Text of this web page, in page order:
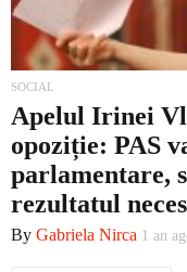
SOCIAL
Apelul Irinei
opoziție: PAS
parlamentare,
rezultatul
By Gabriela Nirca 1 an